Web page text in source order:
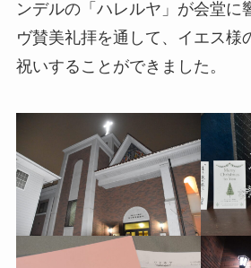
ンデルの「ハレルヤ」が会堂に
ヴ賛美礼拝を通して、イエス様
祝いすることができました。